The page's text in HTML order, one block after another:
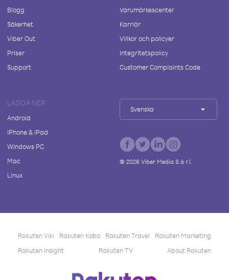
Blogg
Säkerhet
Viber Out
Priser
Support
Varumärkescenter
Karriär
Villkor och policyer
Integritetspolicy
Customer Complaints Code
LADDA NER
Android
iPhone & iPad
Windows PC
Mac
Linux
Svenska
© 2026Viber Media S.à r.l.
Rakuten Viki Rakuten Kobo Rakuten Travel
Rakuten Marketing
Rakuten Insight
Rakuten TV About Rakuten